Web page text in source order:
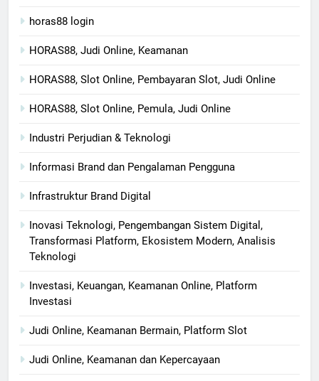
horas88 login
HORAS88, Judi Online, Keamanan
HORAS88, Slot Online, Pembayaran Slot, Judi Online
HORAS88, Slot Online, Pemula, Judi Online
Industri Perjudian & Teknologi
Informasi Brand dan Pengalaman Pengguna
Infrastruktur Brand Digital
Inovasi Teknologi, Pengembangan Sistem Digital,
Transformasi Platform, Ekosistem Modern, Analisis
Teknologi
Investasi, Keuangan, Keamanan Online, Platform
Investasi
Judi Online, Keamanan Bermain, Platform Slot
Judi Online, Keamanan dan Kepercayaan